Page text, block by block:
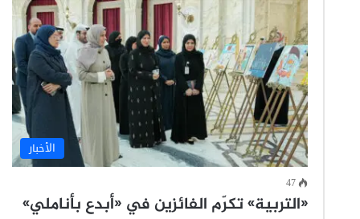
الأخبار
47
«التربية» تكرّم الفائزين في «أبدع بأناملي»